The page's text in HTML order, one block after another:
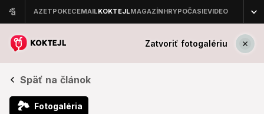
Zatvoriť fotogalériu
Späť na článok
🏞 Fotogaléria